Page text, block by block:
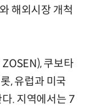
해외시장 개척
쿠보타
, 유럽과 미국
. 지역에서는 7